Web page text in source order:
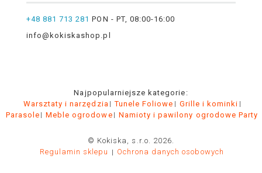
+48 881 713 281 PON - PT, 08:00-16:00
info@kokiskashop.pl
Najpopularniejsze kategorie:
Warsztaty i narzędzia
Tunele Foliowe
Grille i kominki
Parasole
Meble ogrodowe Namioty i pawilony ogrodowe Party
© Kokiska, s.r.o. 2026.
Regulamin sklepu
Ochrona danych osobowych